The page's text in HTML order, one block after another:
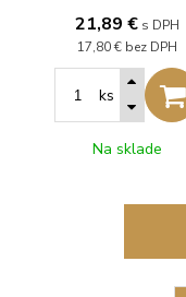
21,89 € s DPH
17,80 € bez DPH
ks
Na sklade